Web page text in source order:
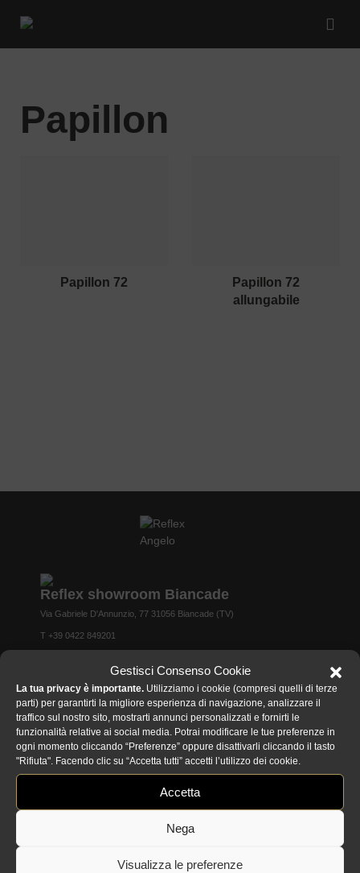
Gestisci Consenso Cookie
La tua privacy è importante. Utilizziamo i cookie (compresi quelli di terze
parti) per garantirti la migliore esperienza di navigazione, analizzare il
traffico sul nostro sito, mostrarti annunci personalizzati e fornirti le
funzionalità relative ai social media. Potrai modificare le tue preferenze in
ogni momento cliccando “Preferenze” oppure disattivarli cliccando il tasto
"Rifiuta". Facendo clic su “Accetta tutti” accetti l’utilizzo dei cookie.
Accetta
Nega
Visualizza le preferenze
Papillon
papillon 72
papillon 72
allungabile
Reflex showroom Biancade
Via Gabriele D'Annunzio, 77 31056 Biancade (TV)
T +39 0422 849201
Reflex showroom milano
Via Madonnina, 17 20121 Brera (MI)
T +39 02 80582955
Reflex showroom Berlino
Taubenstrasse, 26 D-10117 Berlino - Germania